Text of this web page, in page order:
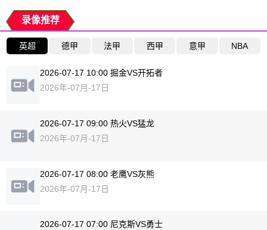
录像推荐
英超 德甲 法甲 西甲 意甲 NBA
2026-07-17 10:00 掘金VS开拓者
2026年-07月-17日
2026-07-17 09:00 热火VS猛龙
2026年-07月-17日
2026-07-17 08:00 老鹰VS灰熊
2026年-07月-17日
2026-07-17 07:00 尼克斯VS勇士